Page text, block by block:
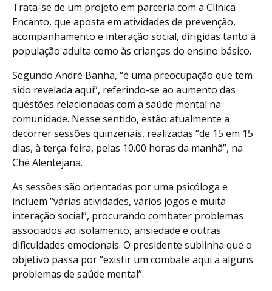
Trata-se de um projeto em parceria com a Clínica
Encanto, que aposta em atividades de prevenção,
acompanhamento e interação social, dirigidas tanto à
população adulta como às crianças do ensino básico.
Segundo André Banha, “é uma preocupação que tem
sido revelada aqui”, referindo-se ao aumento das
questões relacionadas com a saúde mental na
comunidade. Nesse sentido, estão atualmente a
decorrer sessões quinzenais, realizadas “de 15 em 15
dias, à terça-feira, pelas 10.00 horas da manhã”, na
Ché Alentejana.
As sessões são orientadas por uma psicóloga e
incluem “várias atividades, vários jogos e muita
interação social”, procurando combater problemas
associados ao isolamento, ansiedade e outras
dificuldades emocionais. O presidente sublinha que o
objetivo passa por “existir um combate aqui a alguns
problemas de saúde mental”.